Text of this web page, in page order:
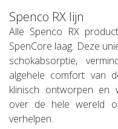
Spenco RX lijn
Alle Spenco RX
SpenCore laag. Deze
schokabsorptie,
algehele comfort van
klinisch ontworpen en
over de hele wereld
verhelpen.